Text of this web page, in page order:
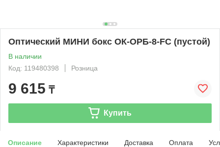
Оптический МИНИ бокс ОК-ОРБ-8-FC (пустой)
В наличии
Код: 119480398
Розница
9 615 ₸
Купить
Описание Характеристики Доставка Оплата